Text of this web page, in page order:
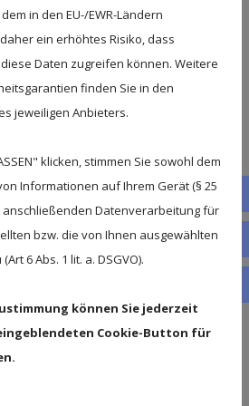
im Alltag. Kleinkinder
an denen sie sich
Zeiten
Geschichte geben
sich vieles verändert.
sollten während des
sein. Ein
vertraute Decke kann
in den EU-/EWR-Ländern
ein erhöhtes Risiko, dass
Daten zugreifen können. Weitere
finden Sie in den
jeweiligen Anbieters.
klicken, stimmen Sie sowohl dem
Informationen auf Ihrem Gerät (§ 25
anschließenden Datenverarbeitung für
bzw. die von Ihnen ausgewählten
6 Abs. 1 lit. a. DSGVO).
können Sie jederzeit
Cookie-Button für